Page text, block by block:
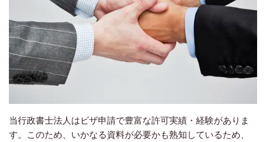
当行政書士法人はビザ申請で豊富な許可実績・経験がありま
す。このため、いかなる資料が必要かも熟知しているため、